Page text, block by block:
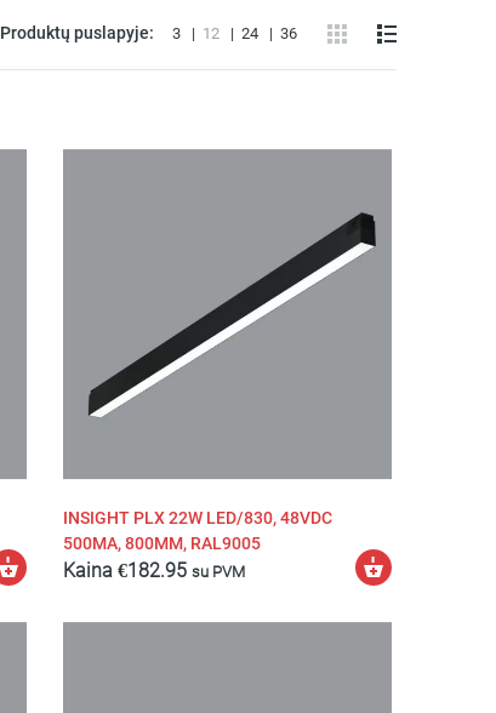
Produktų puslapyje: 3 12 24 36
Pasirinkti
savybes
INSIGHT PLX 22W LED/830, 48VDC
500MA, 800MM, RAL9005
Kaina €182.95 su PVM
Pasirinkti
savybes